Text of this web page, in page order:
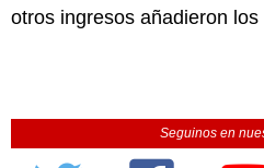
otros ingresos añadieron
Seguinos en